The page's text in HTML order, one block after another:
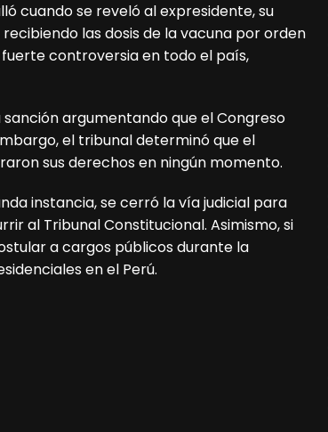
cuando se reveló al expresidente, su
las dosis de la vacuna por orden
controversia en todo el país,
argumentando que el Congreso
el tribunal determinó que el
sus derechos en ningún momento.
instancia, se cerró la vía judicial para
al Tribunal Constitucional. Asimismo, si
a cargos públicos durante la
en el Perú.